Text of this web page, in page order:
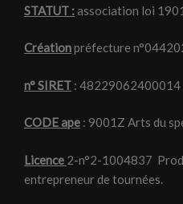
STATUT :association loi 1901
Créationpréfecture
n° SIRET : 48229062400014
CODE ape : 9001Z Arts du
Licence 2-n°2-1004837
entrepreneur de tournées.